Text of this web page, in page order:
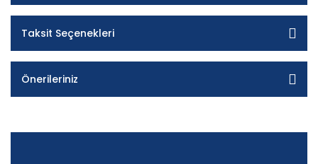
Taksit Seçenekleri
Önerileriniz